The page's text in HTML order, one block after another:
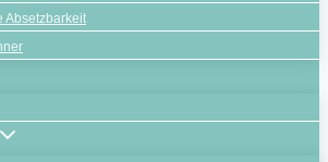
Absetzbarkeit